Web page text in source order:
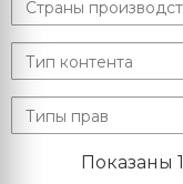
Показаны